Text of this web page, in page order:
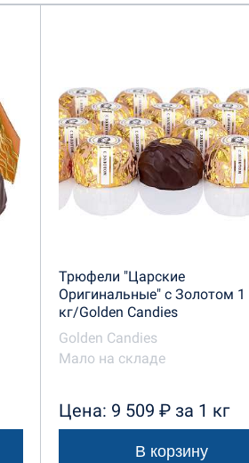
Трюфели "Царские
Оригинальные" с Золотом 1
кг/Golden Candies
Golden Candies
Мало на складе
Цена: 9 509 ₽ за 1 кг
В корзину